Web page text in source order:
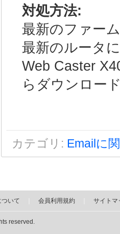
対処方法:
最新のファー
最新のルータ
Web Caster
らダウンロー
カテゴリ : Emailに
いて 会員利用規約 サイトマ
reserved.